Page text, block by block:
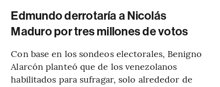
Edmundo derrotaría a Nicolás
Maduro por tres millones de votos
Con base en los sondeos electorales, Benigno
Alarcón planteó que de los venezolanos
habilitados para sufragar, solo alrededor de